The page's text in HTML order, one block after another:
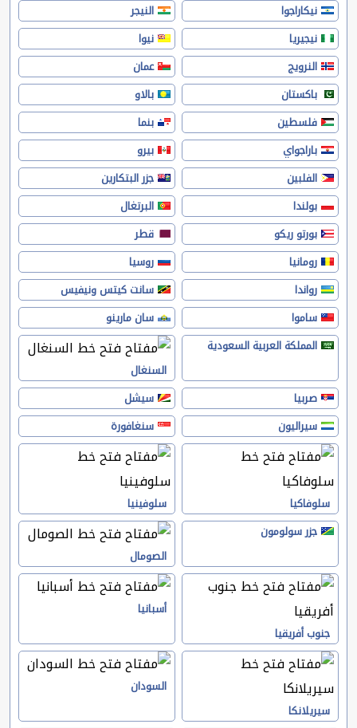
نيكاراجوا
النيجر
نيجيريا
نيوا
النرويج
عمان
باكستان
بالاو
فلسطين
بنما
باراجواي
بيرو
الفلبين
جزر البتكارين
بولندا
البرتغال
بورتو ريكو
قطر
رومانيا
روسيا
رواندا
سانت كيتس ونيفيس
ساموا
سان مارينو
المملكة العربية السعودية
السنغال
صربيا
سيشل
سيراليون
سنغافورة
سلوفاكيا
سلوفينيا
جزر سولومون
الصومال
جنوب أفريقيا
أسبانيا
سيريلانكا
السودان